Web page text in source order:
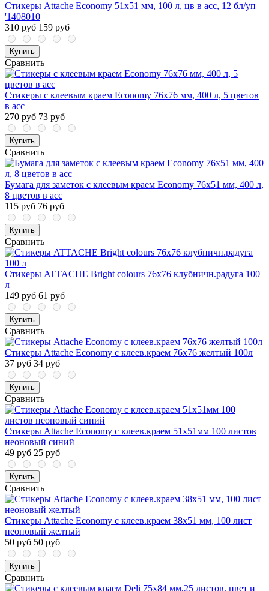
Стикеры Attache Economy 51x51 мм, 100 л, цв в асс, 12 бл/уп
'1408010
310 руб 159 руб
Купить
Сравнить
Стикеры с клеевым краем Economy 76х76 мм, 400 л, 5 цветов
в асс
270 руб 73 руб
Купить
Сравнить
Бумага для заметок с клеевым краем Economy 76x51 мм, 400 л,
8 цветов в асс
115 руб 76 руб
Купить
Сравнить
Стикеры ATTACHE Bright colours 76х76 клубничн.радуга 100
л
149 руб 61 руб
Купить
Сравнить
Стикеры Attache Economy с клеев.краем 76х76 желтый 100л
37 руб 34 руб
Купить
Сравнить
Стикеры Attache Economy с клеев.краем 51x51мм 100 листов
неоновый синий
49 руб 25 руб
Купить
Сравнить
Стикеры Attache Economy с клеев.краем 38x51 мм, 100 лист
неоновый желтый
50 руб 50 руб
Купить
Сравнить